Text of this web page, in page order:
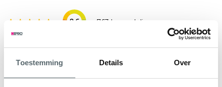
Toestemming Details Over
8.6 763 beoordelingen
kunststof kozijnen, HR++ glas of andere
verduurzamingsmaatregelen? Hepro helpt u graag verder.